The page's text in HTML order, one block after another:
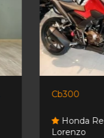
Cb300
Honda
Lorenzo